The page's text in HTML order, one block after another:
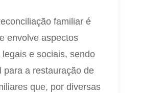
familiar é
envolve aspectos
e sociais, sendo
para a restauração de
que, por diversas